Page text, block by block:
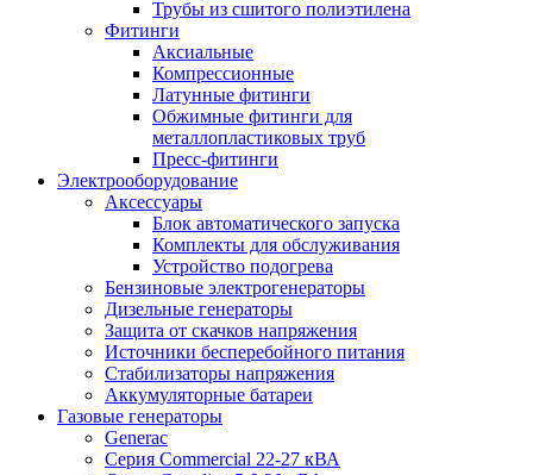
Трубы из сшитого полиэтилена
Фитинги
Аксиальные
Компрессионные
Латунные фитинги
Обжимные фитинги для
металлопластиковых труб
Пресс-фитинги
Электрооборудование
Аксессуары
Блок автоматического запуска
Комплекты для обслуживания
Устройство подогрева
Бензиновые электрогенераторы
Дизельные генераторы
Защита от скачков напряжения
Источники бесперебойного питания
Стабилизаторы напряжения
Аккумуляторные батареи
Газовые генераторы
Generac
Серия Commercial 22-27 кВА